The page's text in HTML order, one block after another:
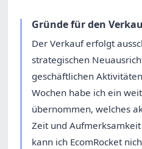
Gründe für den
Der Verkauf erfolgt
strategischen
geschäftlichen
Wochen habe ich ein
übernommen, welches
Zeit und
kann ich EcomRocket